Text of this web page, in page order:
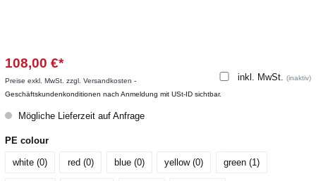
108,00 €*
inkl. MwSt. (inaktiv)
Preise exkl. MwSt. zzgl. Versandkosten -
Geschäftskundenkonditionen nach Anmeldung mit USt-ID sichtbar.
Mögliche Lieferzeit auf Anfrage
PE colour
white (0) red (0) blue (0) yellow (0) green (1)